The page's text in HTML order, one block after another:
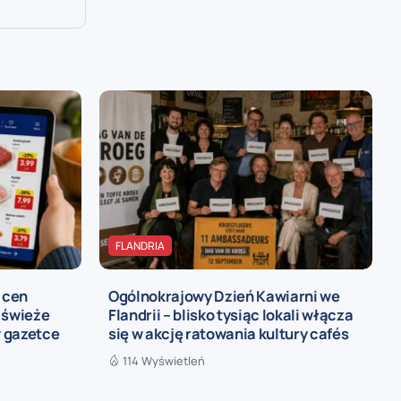
gazetce
FLANDRIA
Ogólnokrajowy Dzień Kawiarni we
Flandrii – blisko tysiąc lokali włącza
się w akcję ratowania kultury cafés
114 Wyświetleń